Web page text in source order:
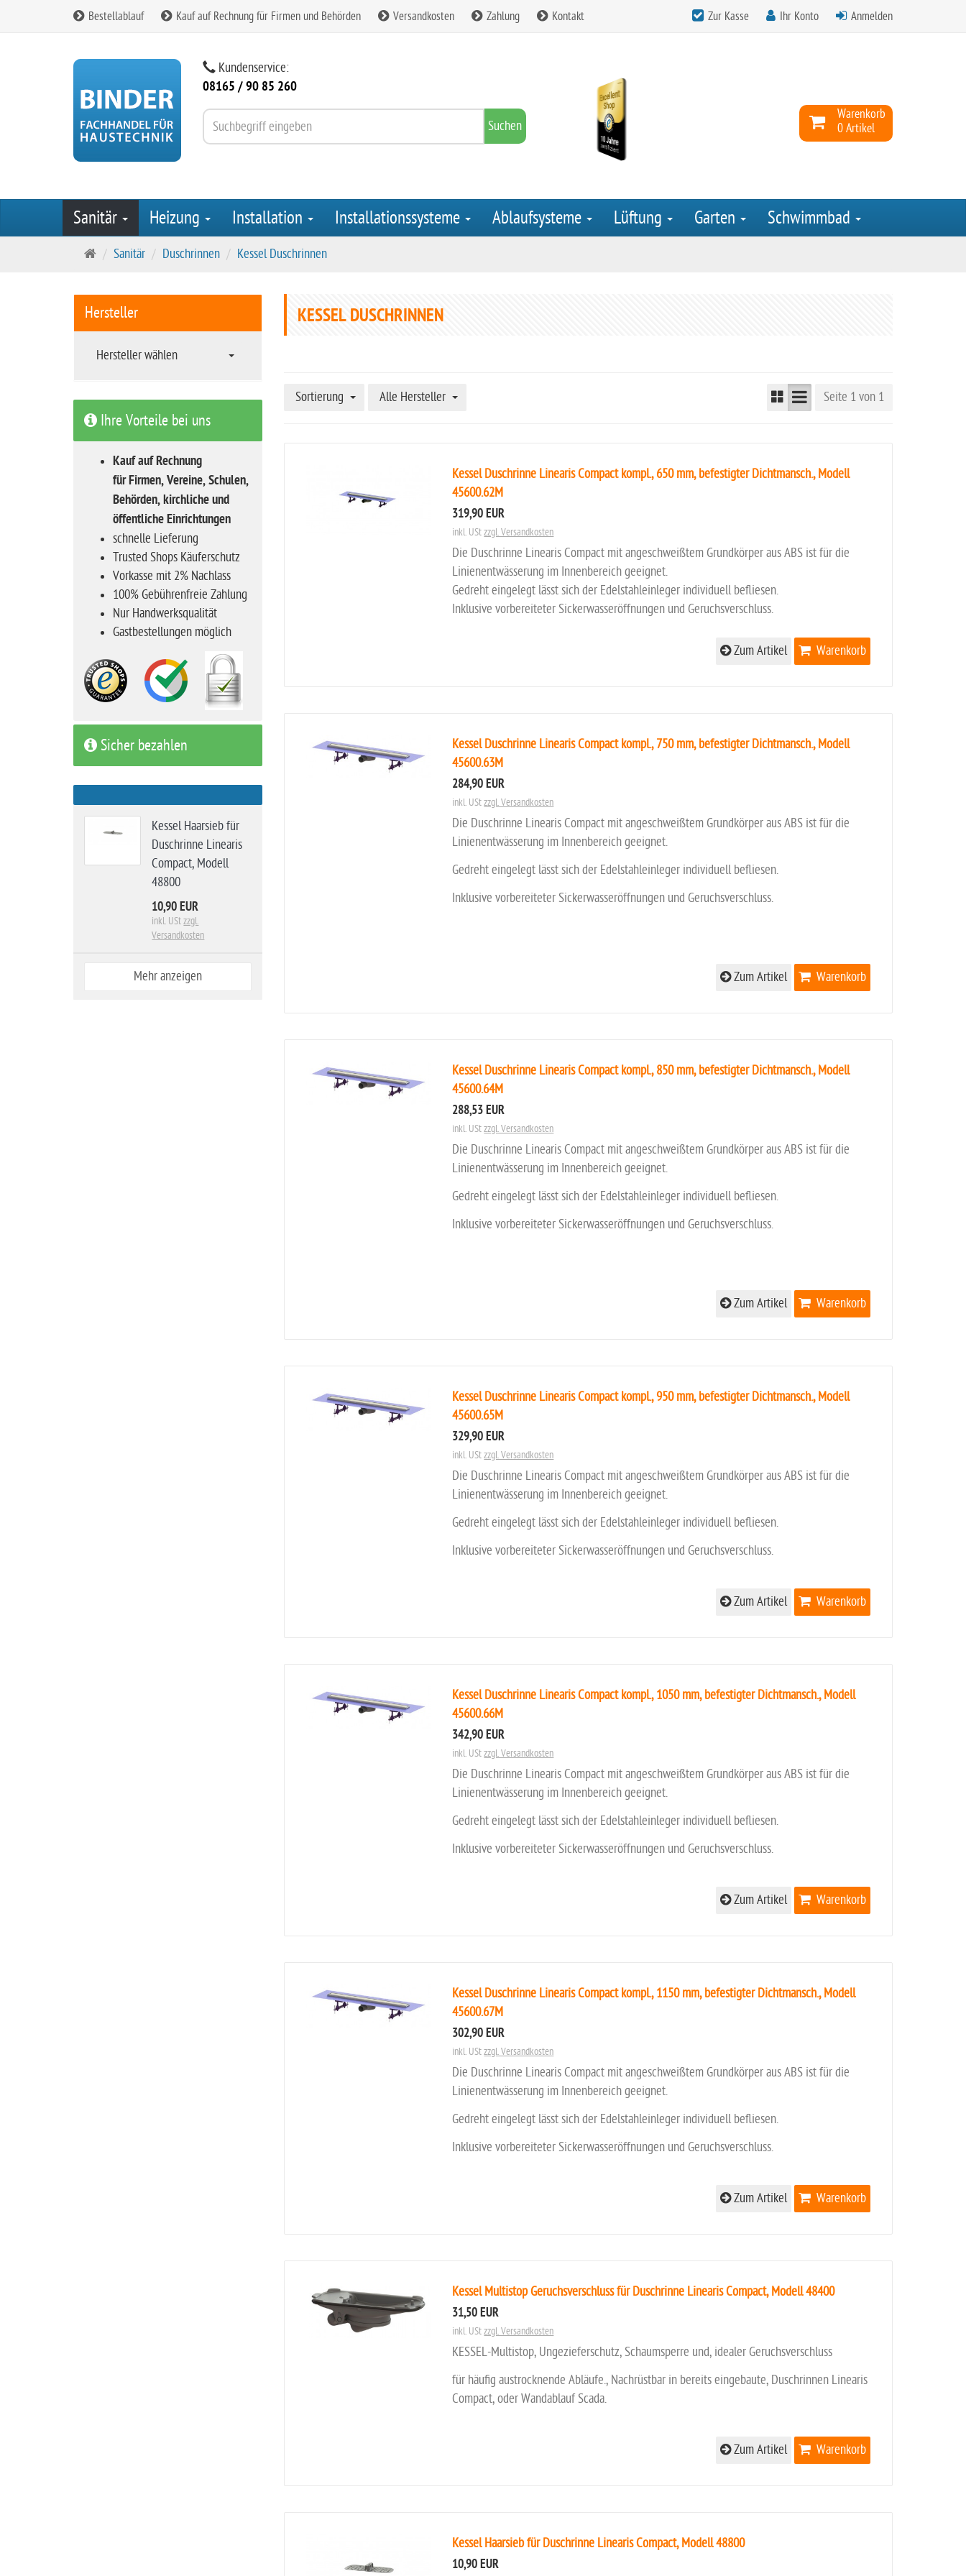
Bestellablauf Kauf auf Rechnung für Firmen und Behörden Versandkosten Zahlung Kontakt Zur Kasse Ihr Konto Anmelden
Kundenservice:
08165 / 90 85 260
Suchen
Warenkorb
0 Artikel
Sanitär Heizung Installation Installationssysteme Ablaufsysteme Lüftung Garten Schwimmbad
S
r
t
s
t
e
Sanitär Duschrinnen Kessel Duschrinnen
KESSEL DUSCHRINNEN
Sortierung Alle Hersteller Seite 1 von 1
Kessel Duschrinne Linearis Compact kompl., 650 mm, befestigter Dichtmansch., Modell
45600.62M
319,90 EUR
inkl. UStzzgl. Versandkosten
Die Duschrinne Linearis Compact mit angeschweißtem Grundkörper aus ABS ist für die
Linienentwässerung im Innenbereich geeignet.
Gedreht eingelegt lässt sich der Edelstahleinleger individuell befliesen.
Inklusive vorbereiteter Sickerwasseröffnungen und Geruchsverschluss.
Warenkorb
Zum Artikel
Kessel Duschrinne Linearis Compact kompl., 750 mm, befestigter Dichtmansch., Modell
45600.63M
284,90 EUR
inkl. UStzzgl. Versandkosten
Die Duschrinne Linearis Compact mit angeschweißtem Grundkörper aus ABS ist für die
Linienentwässerung im Innenbereich geeignet.
Gedreht eingelegt lässt sich der Edelstahleinleger individuell befliesen.
Inklusive vorbereiteter Sickerwasseröffnungen und Geruchsverschluss.
Warenkorb
Zum Artikel
Kessel Duschrinne Linearis Compact kompl., 850 mm, befestigter Dichtmansch., Modell
45600.64M
288,53 EUR
inkl. UStzzgl. Versandkosten
Die Duschrinne Linearis Compact mit angeschweißtem Grundkörper aus ABS ist für die
Linienentwässerung im Innenbereich geeignet.
Gedreht eingelegt lässt sich der Edelstahleinleger individuell befliesen.
Inklusive vorbereiteter Sickerwasseröffnungen und Geruchsverschluss.
Warenkorb
Zum Artikel
Kessel Duschrinne Linearis Compact kompl., 950 mm, befestigter Dichtmansch., Modell
45600.65M
329,90 EUR
inkl. UStzzgl. Versandkosten
Die Duschrinne Linearis Compact mit angeschweißtem Grundkörper aus ABS ist für die
Linienentwässerung im Innenbereich geeignet.
Gedreht eingelegt lässt sich der Edelstahleinleger individuell befliesen.
Inklusive vorbereiteter Sickerwasseröffnungen und Geruchsverschluss.
Warenkorb
Zum Artikel
Kessel Duschrinne Linearis Compact kompl., 1050 mm, befestigter Dichtmansch., Modell
45600.66M
342,90 EUR
inkl. UStzzgl. Versandkosten
Die Duschrinne Linearis Compact mit angeschweißtem Grundkörper aus ABS ist für die
Linienentwässerung im Innenbereich geeignet.
Gedreht eingelegt lässt sich der Edelstahleinleger individuell befliesen.
Inklusive vorbereiteter Sickerwasseröffnungen und Geruchsverschluss.
Warenkorb
Zum Artikel
Kessel Duschrinne Linearis Compact kompl., 1150 mm, befestigter Dichtmansch., Modell
45600.67M
302,90 EUR
inkl. UStzzgl. Versandkosten
Die Duschrinne Linearis Compact mit angeschweißtem Grundkörper aus ABS ist für die
Linienentwässerung im Innenbereich geeignet.
Gedreht eingelegt lässt sich der Edelstahleinleger individuell befliesen.
Inklusive vorbereiteter Sickerwasseröffnungen und Geruchsverschluss.
Warenkorb
Zum Artikel
Kessel Multistop Geruchsverschluss für Duschrinne Linearis Compact, Modell 48400
31,50 EUR
inkl. UStzzgl. Versandkosten
KESSEL-Multistop, Ungezieferschutz, Schaumsperre und, idealer Geruchsverschluss
für häufig austrocknende Abläufe., Nachrüstbar in bereits eingebaute, Duschrinnen Linearis
Compact, oder Wandablauf Scada.
Warenkorb
Zum Artikel
Kessel Haarsieb für Duschrinne Linearis Compact, Modell 48800
10,90 EUR
Hersteller
Hersteller wählen
Ihre Vorteile bei uns
Kauf auf Rechnung
für Firmen, Vereine, Schulen,
Behörden, kirchliche und
öffentliche Einrichtungen
schnelle Lieferung
Trusted Shops Käuferschutz
Vorkasse mit 2% Nachlass
100% Gebührenfreie Zahlung
Nur Handwerksqualität
Gastbestellungen möglich
Sicher bezahlen
Kessel Haarsieb für
Duschrinne Linearis
Compact, Modell
48800
10,90 EUR
inkl. UStzzgl.
Versandkosten
Mehr anzeigen